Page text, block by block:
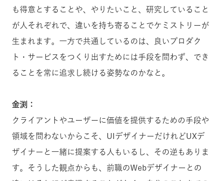
も得意とすることや、やりたいこと、研究していること
が人それぞれで、違いを持ち寄ることでケミストリーが
生まれます。 一方で共通しているのは、良いプロダク
ト・サービスをつくり出すためには手段を問わず、でき
ることを常に追求し続ける姿勢なのかなと。
金渕：
クライアントやユーザーに価値を提供するための手段や
領域を問わないからこそ、UIデザイナーだけれどUXデ
ザイナーと一緒に提案する人もいるし、その逆もありま
す。そうした観点からも、前職のWebデザイナーとの